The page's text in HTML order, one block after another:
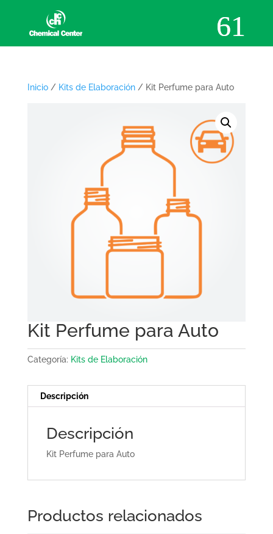
Inicio/ Kits de Elaboración/ Kit Perfume para Auto
Kit Perfume para Auto
Categoría: Kits de Elaboración
Descripción
Descripción
Kit Perfume para Auto
Productos relacionados